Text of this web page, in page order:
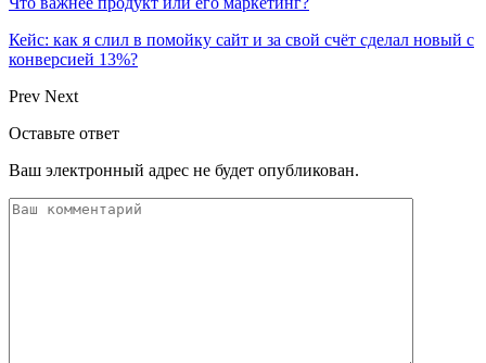
Кейс: как я слил в помойку сайт и за свой счёт сделал новый с
конверсией 13%?
Prev Next
Оставьте ответ
Ваш электронный адрес не будет опубликован.